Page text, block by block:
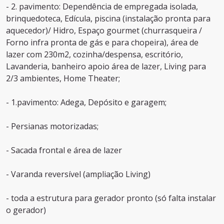
- 2. pavimento: Dependência de empregada isolada,
brinquedoteca, Edícula, piscina (instalação pronta para
aquecedor)/ Hidro, Espaço gourmet (churrasqueira /
Forno infra pronta de gás e para chopeira), área de
lazer com 230m2, cozinha/despensa, escritório,
Lavanderia, banheiro apoio área de lazer, Living para
2/3 ambientes, Home Theater;
- 1.pavimento: Adega, Depósito e garagem;
- Persianas motorizadas;
- Sacada frontal e área de lazer
- Varanda reversível (ampliação Living)
- toda a estrutura para gerador pronto (só falta instalar
o gerador)